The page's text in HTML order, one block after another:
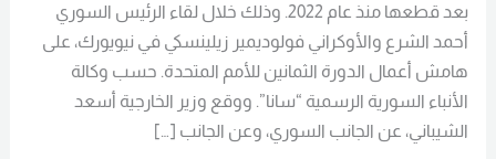
بعد قطعها منذ عام 2022. وذلك خلال لقاء الرئيس السوري
أحمد الشرع والأوكراني فولوديمير زيلينسكي في نيويورك، على
هامش أعمال الدورة الثمانين للأمم المتحدة. حسب وكالة
الأنباء السورية الرسمية “سانا”. ووقع وزير الخارجية أسعد
الشيباني، عن الجانب السوري، وعن الجانب […]